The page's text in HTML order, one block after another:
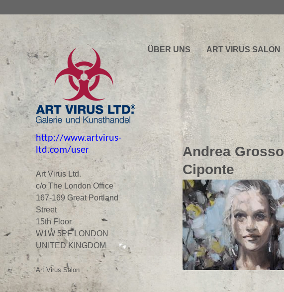
http://www.artvirus-
ltd.com/user
Art Virus Ltd.
c/o The London Office
167-169 Great Portland
Street
15th Floor
W1W 5PF LONDON
UNITED KINGDOM
Art Virus Salon
ÜBER UNS ART VIRUS SALON
Andrea Grosso
Ciponte